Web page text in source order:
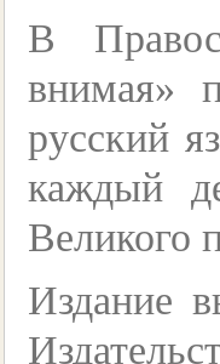
В
внимая»
русский
каждый
Великого
Издание